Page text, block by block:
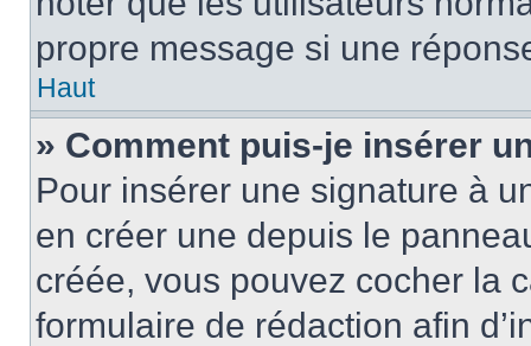
propre message si une
Haut
» Comment puis-je insérer
Pour insérer une signature à
en créer une depuis le
créée, vous pouvez cocher la
formulaire de rédaction afin